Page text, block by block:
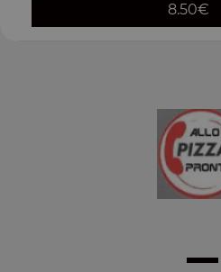
8.50€